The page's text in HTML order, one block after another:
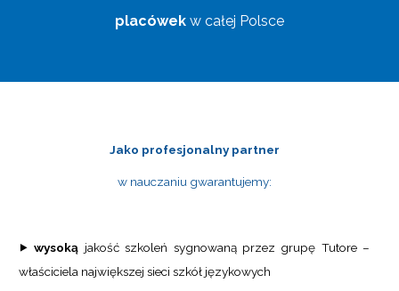
placówek w całej Polsce
Jako profesjonalny partner
w nauczaniu gwarantujemy:
⯈wysoką jakość szkoleń sygnowaną przez grupę Tutore –
właściciela największej sieci szkół językowych